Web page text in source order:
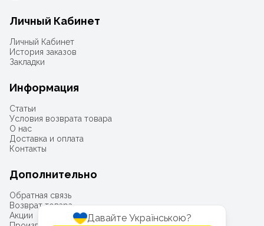
Давайте Українською?
Личный Кабинет
Личный Кабинет
История заказов
Закладки
Информация
Статьи
Условия возврата товара
О нас
Доставка и оплата
Контакты
Дополнительно
Обратная связь
Возврат товара
Акции